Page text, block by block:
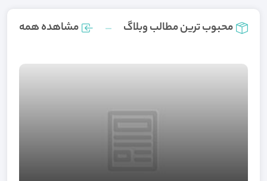
محبوب ترین مطالب وبلاگ مشاهده همه